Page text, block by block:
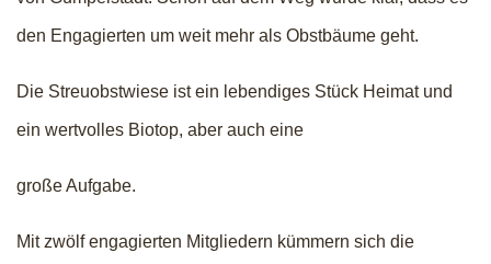
den Engagierten um weit mehr als Obstbäume geht.
Die Streuobstwiese ist ein lebendiges Stück Heimat und
ein wertvolles Biotop, aber auch eine
große Aufgabe.
Mit zwölf engagierten Mitgliedern kümmern sich die